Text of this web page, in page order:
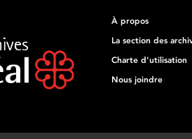
À propos
La section des
Charte d'utilisation
Nous joindre